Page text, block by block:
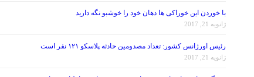
با خوردن این خوراکی ها دهان خود را خوشبو نگه دارید
ژانویه 21, 2017
رئیس اورژانس کشور: تعداد مصدومین حادثه پلاسکو ۱۲۱ نفر است
ژانویه 21, 2017